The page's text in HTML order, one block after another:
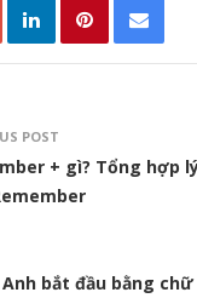
POST
+ gì? Tổng hợp
bắt đầu bằng chữ